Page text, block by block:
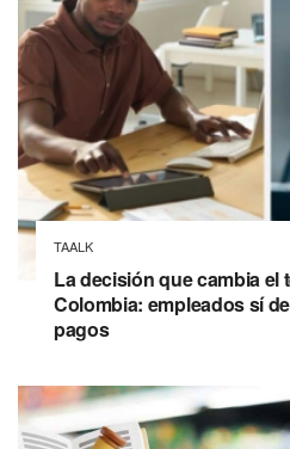
TAALK
La decisión que cambia el
Colombia: empleados sí
pagos